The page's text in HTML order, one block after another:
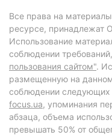
Все права на
ресурсе,
Использование
соблюдении
пользования сайтом".
размещенную на
соблюдении следующих
focus.ua, упоминания
абзаца, объема
превышать 50% от